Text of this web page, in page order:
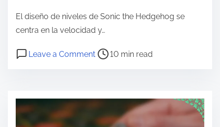
El diseño de niveles de Sonic the Hedgehog se
centra en la velocidad y…
Leave a Commenton Sonic the Hedgehog:
Post read time 10 min read